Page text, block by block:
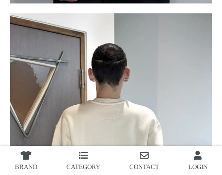
BRAND CATEGORY CONTACT LOGIN